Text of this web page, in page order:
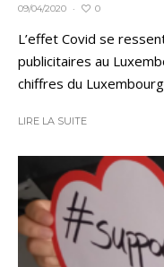
09/04/2020 · 0
L’effet Covid se
publicitaires au
chiffres du
LIRE LA SUITE